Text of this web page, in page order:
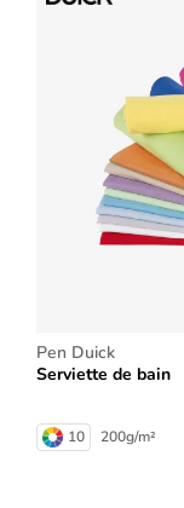
Pen Duick
Serviette de bain
10 200g/m²